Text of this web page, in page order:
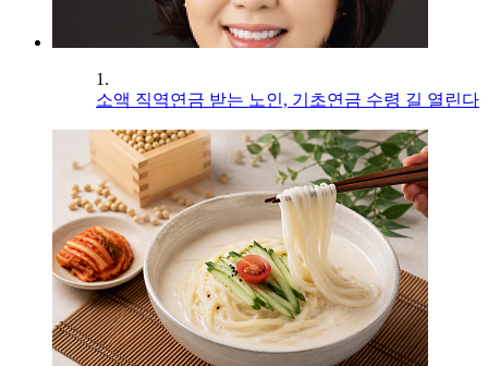
1.
소액 직역연금 받는 노인, 기초연금 수령 길 열린다